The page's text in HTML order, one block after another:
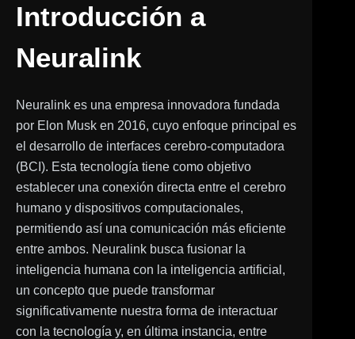
Introducción a
Neuralink
Neuralink es una empresa innovadora fundada
por Elon Musk en 2016, cuyo enfoque principal es
el desarrollo de interfaces cerebro-computadora
(BCI). Esta tecnología tiene como objetivo
establecer una conexión directa entre el cerebro
humano y dispositivos computacionales,
permitiendo así una comunicación más eficiente
entre ambos. Neuralink busca fusionar la
inteligencia humana con la inteligencia artificial,
un concepto que puede transformar
significativamente nuestra forma de interactuar
con la tecnología y, en última instancia, entre